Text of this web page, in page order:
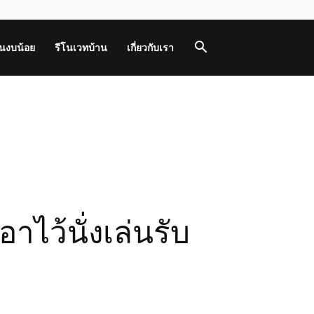
งบน้อย รีโนเวทบ้าน เกี่ยวกับเรา
ไว้นั่งเล่นรับ